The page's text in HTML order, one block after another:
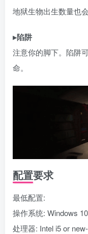
地狱生物出生数量也会
▸陷阱
注意你的脚下。陷阱
命。
配置要求
最低配置:
操作系统: Windows
处理器: Intel i5 or